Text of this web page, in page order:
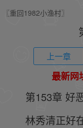
〖重回1982小渔村〗
上一章
最新
第153章 好
林秀清正好